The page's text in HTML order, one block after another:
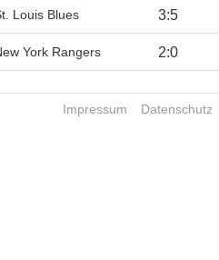
Louis Blues 3:5
York Rangers 2:0
Impressum Datenschutz